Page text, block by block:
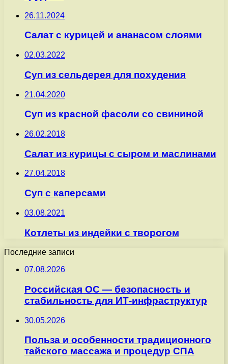
26.11.2024
Салат с курицей и ананасом слоями
02.03.2022
Суп из сельдерея для похудения
21.04.2020
Суп из красной фасоли со свининой
26.02.2018
Салат из курицы с сыром и маслинами
27.04.2018
Суп с каперсами
03.08.2021
Котлеты из индейки с творогом
Последние записи
07.08.2026
Российская ОС — безопасность и
стабильность для ИТ-инфраструктур
30.05.2026
Польза и особенности традиционного
тайского массажа и процедур СПА